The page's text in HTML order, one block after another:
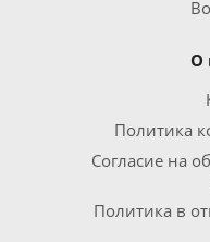
О
Политика
Согласие на
Политика в